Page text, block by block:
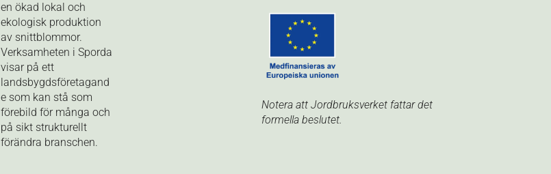
en ökad lokal och
ekologisk produktion
av snittblommor.
Verksamheten i Sporda
visar på ett
landsbygdsföretagand
e som kan stå som
förebild för många och
på sikt strukturellt
förändra branschen.
Notera att Jordbruksverket fattar det
formella beslutet.